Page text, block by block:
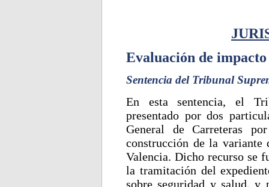
Evaluación de
Sentencia del Tribunal
En esta sentencia, el
presentado por dos
General de Carreteras
construcción de la variante
Valencia. Dicho recurso se
la tramitación del
sobre seguridad y salud, y